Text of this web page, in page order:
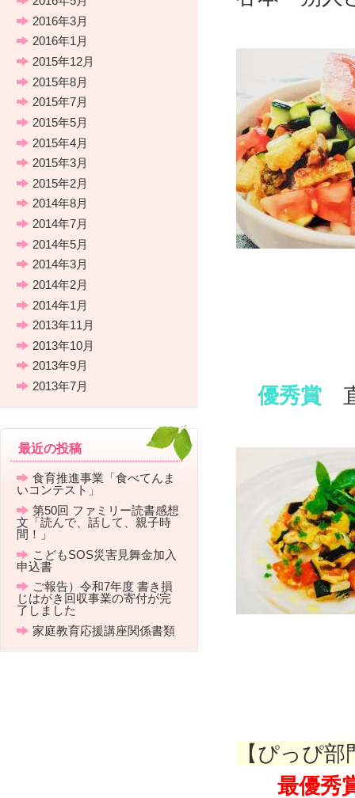
優秀賞
【ぴっぴ
最優秀
2016年3月
2016年1月
2015年12月
2015年8月
2015年7月
2015年5月
2015年4月
2015年3月
2015年2月
2014年8月
2014年7月
2014年5月
2014年3月
2014年2月
2014年1月
2013年11月
2013年10月
2013年9月
2013年7月
最近の投稿
食育推進事業「食べてんま
いコンテスト」
第50回 ファミリー読書感想
文「読んで、話して、親子時
間！」
こどもSOS災害見舞金加入
申込書
ご報告）令和7年度 書き損
じはがき回収事業の寄付が完
了しました
家庭教育応援講座関係書類